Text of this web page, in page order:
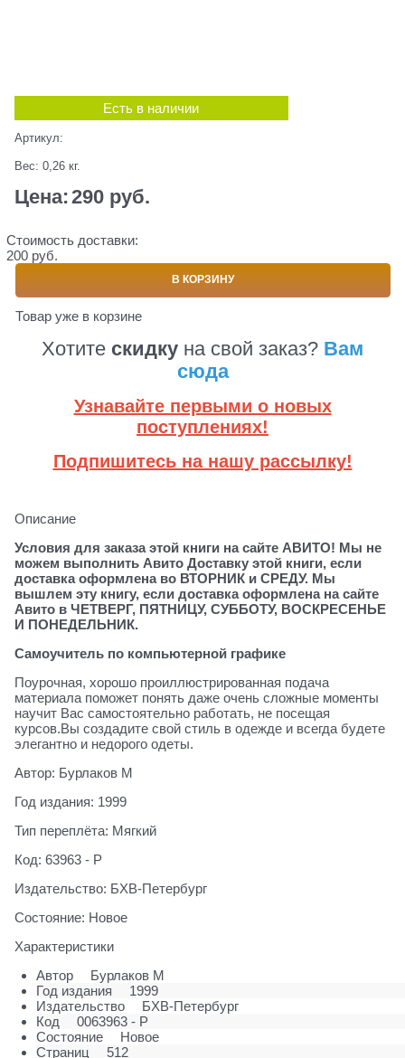
Есть в наличии
Артикул:
Вес: 0,26 кг.
Цена:290 руб.
Стоимость доставки:
200 руб.
В КОРЗИНУ
Товар уже в корзине
Хотите скидку на свой заказ? Вам
сюда
Узнавайте первыми о новых
поступлениях!
Подпишитесь на нашу рассылку!
Описание
Условия для заказа этой книги на сайте АВИТО! Мы не
можем выполнить Авито Доставку этой книги, если
доставка оформлена во ВТОРНИК и СРЕДУ. Мы
вышлем эту книгу, если доставка оформлена на сайте
Авито в ЧЕТВЕРГ, ПЯТНИЦУ, СУББОТУ, ВОСКРЕСЕНЬЕ
И ПОНЕДЕЛЬНИК.
Самоучитель по компьютерной графике
Поурочная, хорошо проиллюстрированная подача
материала поможет понять даже очень сложные моменты
научит Вас самостоятельно работать, не посещая
курсов.Вы создадите свой стиль в одежде и всегда будете
элегантно и недорого одеты.
Автор: Бурлаков М
Год издания: 1999
Тип переплёта: Мягкий
Код: 63963 - Р
Издательство: БХВ-Петербург
Состояние: Новое
Характеристики
Автор
Бурлаков М
Год издания
1999
Издательство
БХВ-Петербург
Код
0063963 - Р
Состояние
Новое
Страниц
512